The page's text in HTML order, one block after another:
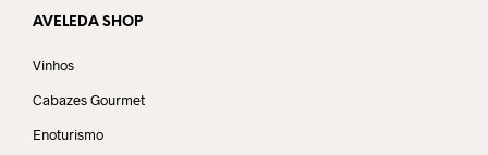
AVELEDA SHOP
Vinhos
Cabazes Gourmet
Enoturismo